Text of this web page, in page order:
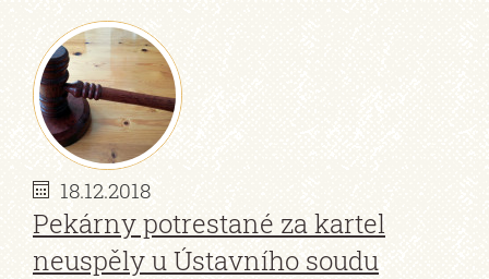
18.12.2018
Pekárny potrestané za kartel
neuspěly u Ústavního soudu